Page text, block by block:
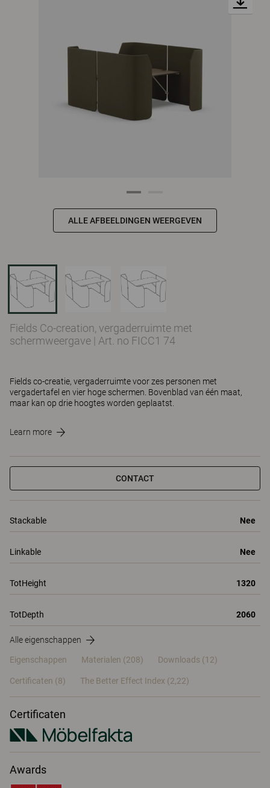
ALLE AFBEELDINGEN WEERGEVEN
Fields Co-creation, vergaderruimte met
schermweergave | Art. no FICC1 74
Fields co-creatie, vergaderruimte voor zes personen met
vergadertafel en vier hoge schermen. Bovenblad van één maat,
maar kan op drie hoogtes worden geplaatst.
Learn more
CONTACT
Stackable Nee
Linkable Nee
TotHeight 1320
TotDepth 2060
Alle eigenschappen
Eigenschappen Materialen (208) Downloads (12)
Certificaten (8) The Better Effect Index (2,22)
Certificaten
Awards